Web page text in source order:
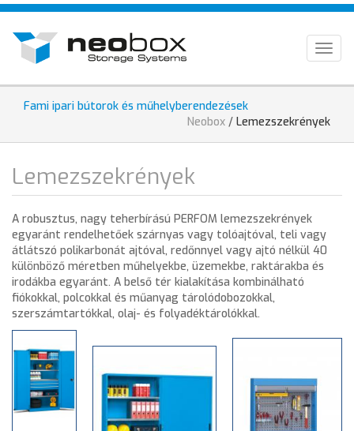
Ugrás
tartalomra
EN
Fami ipari bútorok és műhelyberendezések
Jelenlegi
hely
Neobox / Lemezszekrények
Lemezszekrények
A robusztus, nagy teherbírású PERFOM lemezszekrények
egyaránt rendelhetőek szárnyas vagy tolóajtóval, teli vagy
átlátszó polikarbonát ajtóval, redőnnyel vagy ajtó nélkül 40
különböző méretben műhelyekbe, üzemekbe, raktárakba és
irodákba egyaránt. A belső tér kialakítása kombinálható
fiókokkal, polcokkal és műanyag tárolódobozokkal,
szerszámtartókkal, olaj- és folyadéktárolókkal.